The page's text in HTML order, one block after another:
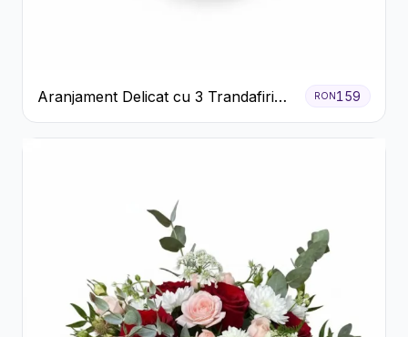
Aranjament Delicat cu 3 Trandafiri
Roz în Cutie Albă
RON 159